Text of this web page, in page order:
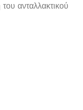
ανταλλακτικού